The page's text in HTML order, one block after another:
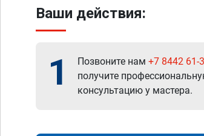
Ваши действия:
1 Позвоните нам +7 8442 61-
получите
консультацию у мастера.